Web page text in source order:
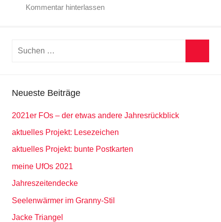
Kommentar hinterlassen
Suchen
Neueste Beiträge
2021er FOs – der etwas andere Jahresrückblick
aktuelles Projekt: Lesezeichen
aktuelles Projekt: bunte Postkarten
meine UfOs 2021
Jahreszeitendecke
Seelenwärmer im Granny-Stil
Jacke Triangel